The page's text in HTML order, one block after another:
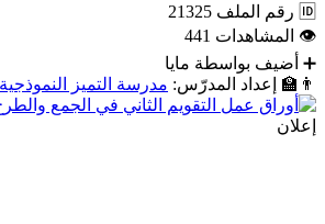
🆔 رقم الملف 21325
👁
المشاهدات 441
➕
أضيف بواسطة مايا
👨‍🏫
إعداد المدرّس: مدرسة التميز النموذجية
إعلان